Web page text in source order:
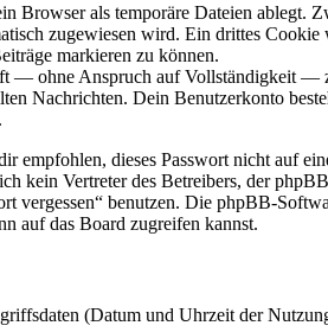
als temporäre Dateien ablegt.
zugewiesen wird. Ein drittes Cookie
markieren zu können.
— ohne Anspruch auf Vollständigkeit —
Nachrichten. Dein Benutzerkonto
empfohlen, dieses Passwort nicht auf
kein Vertreter des Betreibers, der
vergessen“ benutzen. Die phpBB-
auf das Board zugreifen kannst.
(Datum und Uhrzeit der